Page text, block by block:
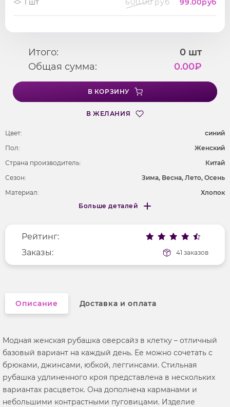
1 шт 600.00 руб 99.00руб
Итого: 0 шт
Общая сумма:
0.00₽
В КОРЗИНУ
В ЖЕЛАНИЯ
Цвет:
cиний
Пол:
Женский
Страна производитель:
Китай
Сезон:
Зима, Весна, Лето, Осень
Материал:
Хлопок
Вырез горловины
отложной воротник
Рисунок
клетка
Фактура материала
гладкий
Больше деталей
Меньше деталей
Рейтинг:
Заказы:
41 заказов
Описание Доставка и оплата
Модная женская рубашка оверсайз в клетку – отличный
базовый вариант на каждый день. Ее можно сочетать с
брюками, джинсами, юбкой, леггинсами. Стильная
рубашка удлиненного кроя представлена в нескольких
вариантах расцветок. Она дополнена карманами и
небольшими контрастными пуговицами. Изделие